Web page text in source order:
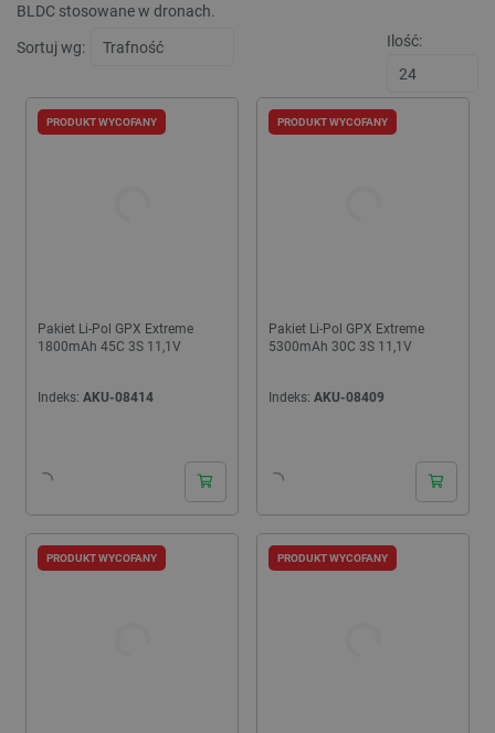
BLDC stosowane w dronach.
Sortuj wg: Ilość:
Pakiet Li-Pol GPX Extreme
1800mAh 45C 3S 11,1V
Indeks: AKU-08414
PRODUKT WYCOFANY
Pakiet Li-Pol GPX Extreme
5300mAh 30C 3S 11,1V
Indeks: AKU-08409
PRODUKT WYCOFANY
PRODUKT WYCOFANY PRODUKT WYCOFANY